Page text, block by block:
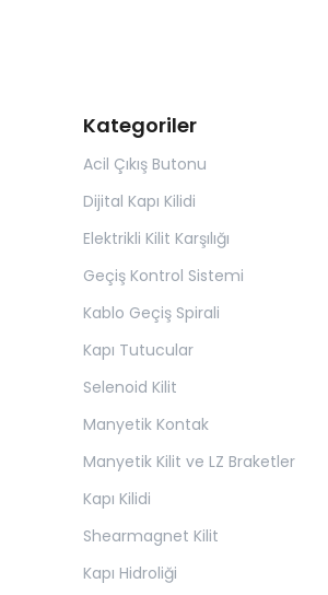
Kategoriler
Acil Çıkış Butonu
Dijital Kapı Kilidi
Elektrikli Kilit Karşılığı
Geçiş Kontrol Sistemi
Kablo Geçiş Spirali
Kapı Tutucular
Selenoid Kilit
Manyetik Kontak
Manyetik Kilit ve LZ Braketler
Kapı Kilidi
Shearmagnet Kilit
Kapı Hidroliği